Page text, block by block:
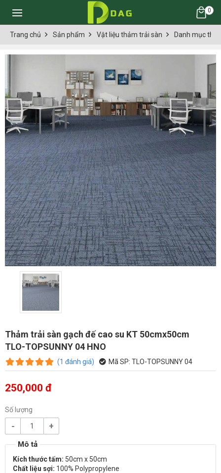
0
Trang chủ Sản phẩm Vật liệu thảm trải sàn Danh mục
Thảm trải sàn gạch đế cao su KT 50cmx50cm
TLO-TOPSUNNY 04 HNO
(1 đánh giá) Mã SP: TLO-TOPSUNNY 04
250,000 đ
Số lượng
- +
Kích thước tấm: 50cm x 50cm
Chất liệu sợi: 100% Polypropylene